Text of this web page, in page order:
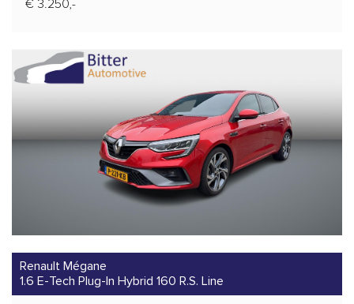
€ 3.250,-
Renault Mégane
1.6 E-Tech Plug-In Hybrid 160 R.S. Line